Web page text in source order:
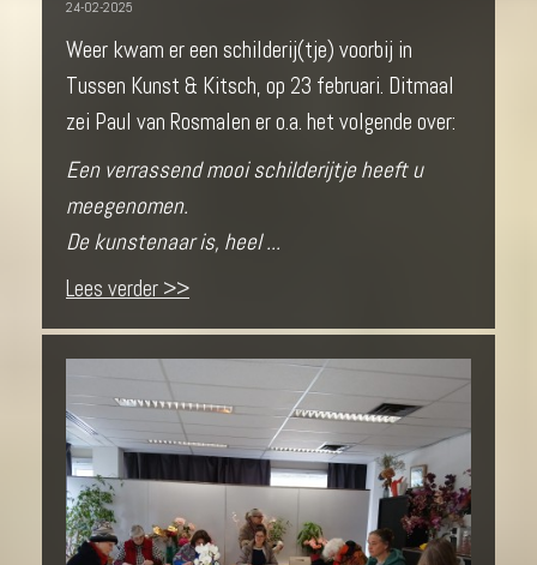
24-02-2025
Weer kwam er een schilderij(tje) voorbij in
Tussen Kunst & Kitsch, op 23 februari. Ditmaal
zei Paul van Rosmalen er o.a. het volgende over:
Een verrassend mooi schilderijtje heeft u
meegenomen.
De kunstenaar is, heel ...
Lees verder >>